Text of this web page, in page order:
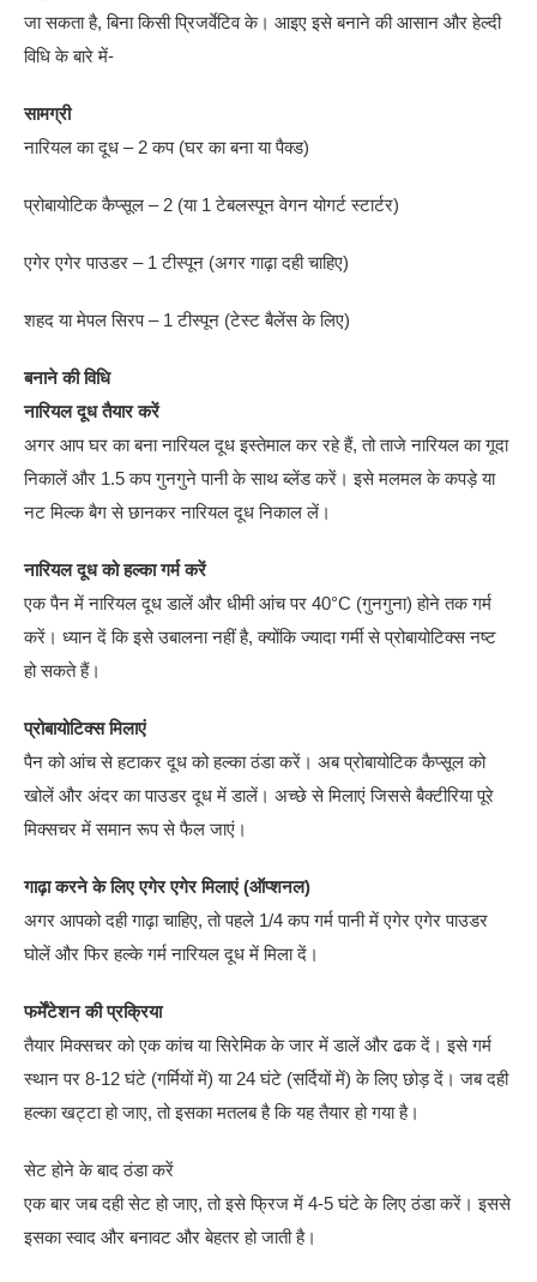
जा सकता है, बिना किसी प्रिजर्वेटिव के। आइए इसे बनाने की आसान और हेल्दी
विधि के बारे में-
सामग्री
नारियल का दूध – 2 कप (घर का बना या पैक्ड)
प्रोबायोटिक कैप्सूल – 2 (या 1 टेबलस्पून वेगन योगर्ट स्टार्टर)
एगेर एगेर पाउडर – 1 टीस्पून (अगर गाढ़ा दही चाहिए)
शहद या मेपल सिरप – 1 टीस्पून (टेस्ट बैलेंस के लिए)
बनाने की विधि
नारियल दूध तैयार करें
अगर आप घर का बना नारियल दूध इस्तेमाल कर रहे हैं, तो ताजे नारियल का गूदा
निकालें और 1.5 कप गुनगुने पानी के साथ ब्लेंड करें। इसे मलमल के कपड़े या
नट मिल्क बैग से छानकर नारियल दूध निकाल लें।
नारियल दूध को हल्का गर्म करें
एक पैन में नारियल दूध डालें और धीमी आंच पर 40°C (गुनगुना) होने तक गर्म
करें। ध्यान दें कि इसे उबालना नहीं है, क्योंकि ज्यादा गर्मी से प्रोबायोटिक्स नष्ट
हो सकते हैं।
प्रोबायोटिक्स मिलाएं
पैन को आंच से हटाकर दूध को हल्का ठंडा करें। अब प्रोबायोटिक कैप्सूल को
खोलें और अंदर का पाउडर दूध में डालें। अच्छे से मिलाएं जिससे बैक्टीरिया पूरे
मिक्सचर में समान रूप से फैल जाएं।
गाढ़ा करने के लिए एगेर एगेर मिलाएं (ऑप्शनल)
अगर आपको दही गाढ़ा चाहिए, तो पहले 1/4 कप गर्म पानी में एगेर एगेर पाउडर
घोलें और फिर हल्के गर्म नारियल दूध में मिला दें।
फर्मेंटेशन की प्रक्रिया
तैयार मिक्सचर को एक कांच या सिरेमिक के जार में डालें और ढक दें। इसे गर्म
स्थान पर 8-12 घंटे (गर्मियों में) या 24 घंटे (सर्दियों में) के लिए छोड़ दें। जब दही
हल्का खट्टा हो जाए, तो इसका मतलब है कि यह तैयार हो गया है।
सेट होने के बाद ठंडा करें
एक बार जब दही सेट हो जाए, तो इसे फ्रिज में 4-5 घंटे के लिए ठंडा करें। इससे
इसका स्वाद और बनावट और बेहतर हो जाती है।